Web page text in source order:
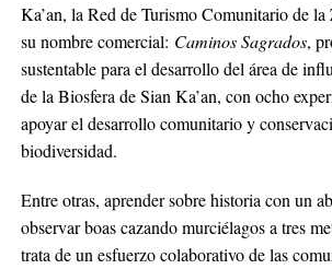
Ka’an, la Red de Turismo Comunitario de
su nombre comercial: Caminos Sagrados,
sustentable para el desarrollo del área de
de la Biosfera de Sian Ka’an, con ocho
apoyar el desarrollo comunitario y
biodiversidad.
Entre otras, aprender sobre historia con un
observar boas cazando murciélagos a tres
trata de un esfuerzo colaborativo de las